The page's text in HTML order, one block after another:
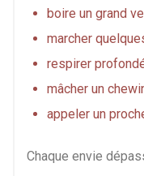
boire un grand
marcher
respirer
mâcher un
appeler un
Chaque envie